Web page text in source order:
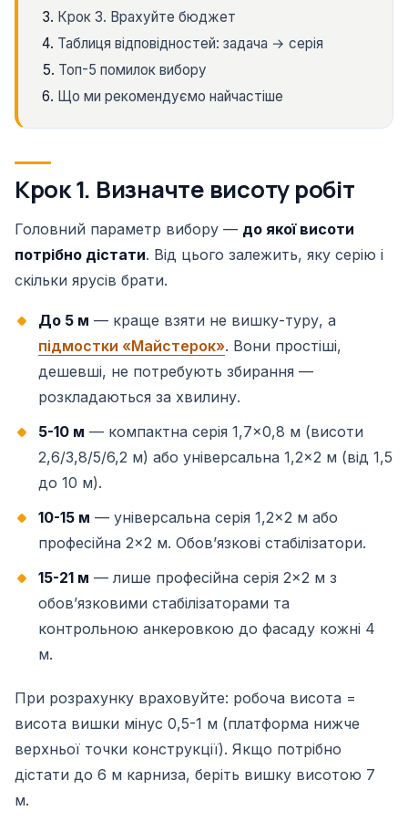
Крок 3. Врахуйте бюджет
Таблиця відповідностей: задача → серія
Топ-5 помилок вибору
Що ми рекомендуємо найчастіше
Крок 1. Визначте висоту робіт
Головний параметр вибору — до якої висоти
потрібно дістати. Від цього залежить, яку серію і
скільки ярусів брати.
До 5 м — краще взяти не вишку-туру, а
підмостки «Майстерок». Вони простіші,
дешевші, не потребують збирання —
розкладаються за хвилину.
5-10 м — компактна серія 1,7×0,8 м (висоти
2,6/3,8/5/6,2 м) або універсальна 1,2×2 м (від 1,5
до 10 м).
10-15 м — універсальна серія 1,2×2 м або
професійна 2×2 м. Обовʼязкові стабілізатори.
15-21 м — лише професійна серія 2×2 м з
обовʼязковими стабілізаторами та
контрольною анкеровкою до фасаду кожні 4
м.
При розрахунку враховуйте: робоча висота =
висота вишки мінус 0,5-1 м (платформа нижче
верхньої точки конструкції). Якщо потрібно
дістати до 6 м карниза, беріть вишку висотою 7
м.